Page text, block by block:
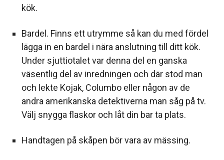
kök.
Bardel. Finns ett utrymme så kan du med fördel
lägga in en bardel i nära anslutning till ditt kök.
Under sjuttiotalet var denna del en ganska
väsentlig del av inredningen och där stod man
och lekte Kojak, Columbo eller någon av de
andra amerikanska detektiverna man såg på tv.
Välj snygga flaskor och låt din bar ta plats.
Handtagen på skåpen bör vara av mässing.